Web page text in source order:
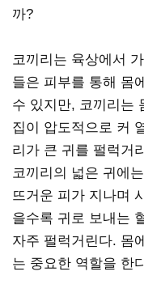
까?
코끼리는 육상에서
들은 피부를 통해 몸
수 있지만, 코끼리는
집이 압도적으로 커
리가 큰 귀를 펄럭거
코끼리의 넓은 귀에
뜨거운 피가 지나며
을수록 귀로 보내는
자주 펄럭거린다. 몸
는 중요한 역할을 한